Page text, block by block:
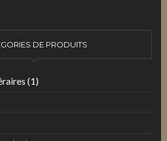
DE PRODUITS
(1)